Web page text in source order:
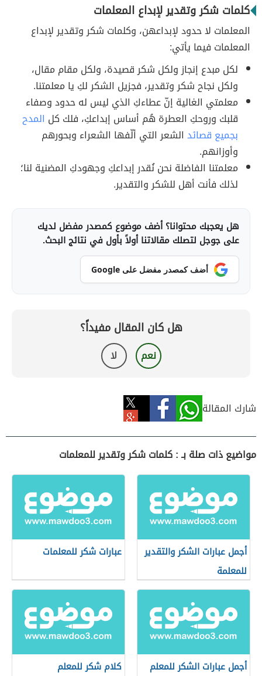
كلمات شكر وتقدير لإبداع المعلمات
المعلمات لا حدود لإبداعهن، وكلمات شكر وتقدير لإبداع
المعلمات فيما يأتي:
لكل مبدع إنجاز ولكل شكر قصيدة، ولكل مقام مقال،
ولكل نجاح شكر وتقدير، فجزيل الشكر لكِ يا معلمتنا.
معلمتي الغالية إنّ عطاءكِ الذي ليس له حدود وصفاء
قلبك وروحكِ العطرة هُم أساس إبداعكِ، فلك كل المدح
بجميع قصائدالشعر التي ألّفها الشعراء وبحورهم
وأوزانهم.
معلمتنا الفاضلة نحن نُقدر إبداعكِ وجهودكِ المضنية لنا؛
لذلك فأنت أهل للشكر والتقدير.
هل يعجبك محتوانا؟ أضف موضوع كمصدر مفضل لديك
على جوجل لتصلك مقالاتنا أولاً بأول في نتائج البحث.
أضف كمصدر مفضل على Google
هل كان المقال مفيداً؟
نعم لا
شارك المقالة
مواضيع ذات صلة بـ : كلمات شكر وتقدير للمعلمات
أجمل عبارات الشكر والتقدير
للمعلمة
عبارات شكر للمعلمات
أجمل عبارات الشكر للمعلم كلام شكر للمعلم